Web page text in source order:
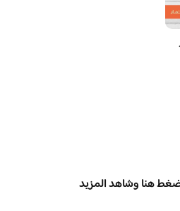
هنا وشاهد المزيد